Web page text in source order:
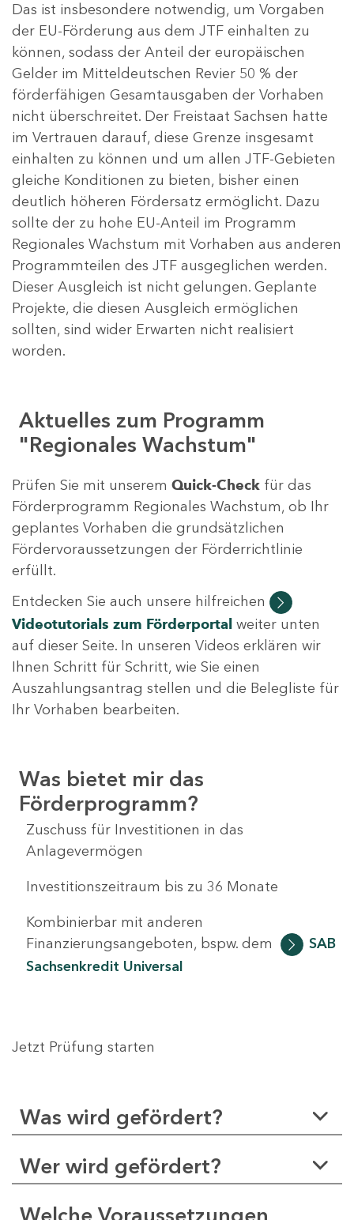
Das ist insbesondere notwendig, um Vorgaben
der EU-Förderung aus dem JTF einhalten zu
können, sodass der Anteil der europäischen
Gelder im Mitteldeutschen Revier 50 % der
förderfähigen Gesamtausgaben der Vorhaben
nicht überschreitet. Der Freistaat Sachsen hatte
im Vertrauen darauf, diese Grenze insgesamt
einhalten zu können und um allen JTF-Gebieten
gleiche Konditionen zu bieten, bisher einen
deutlich höheren Fördersatz ermöglicht. Dazu
sollte der zu hohe EU-Anteil im Programm
Regionales Wachstum mit Vorhaben aus anderen
Programmteilen des JTF ausgeglichen werden.
Dieser Ausgleich ist nicht gelungen. Geplante
Projekte, die diesen Ausgleich ermöglichen
sollten, sind wider Erwarten nicht realisiert
worden.
Aktuelles zum Programm
"Regionales Wachstum"
Prüfen Sie mit unserem Quick-Check für das
Förderprogramm Regionales Wachstum, ob Ihr
geplantes Vorhaben die grundsätzlichen
Fördervoraussetzungen der Förderrichtlinie
erfüllt.
Entdecken Sie auch unsere hilfreichen
Videotutorials zum Förderportal weiter unten
auf dieser Seite. In unseren Videos erklären wir
Ihnen Schritt für Schritt, wie Sie einen
Auszahlungsantrag stellen und die Belegliste für
Ihr Vorhaben bearbeiten.
Was bietet mir das
Förderprogramm?
Zuschuss für Investitionen in das
Anlagevermögen
Investitionszeitraum bis zu 36 Monate
Kombinierbar mit anderen
Finanzierungsangeboten, bspw. dem
SAB
Sachsenkredit Universal
Jetzt Prüfung starten
Was wird gefördert?
Wer wird gefördert?
Welche Voraussetzungen